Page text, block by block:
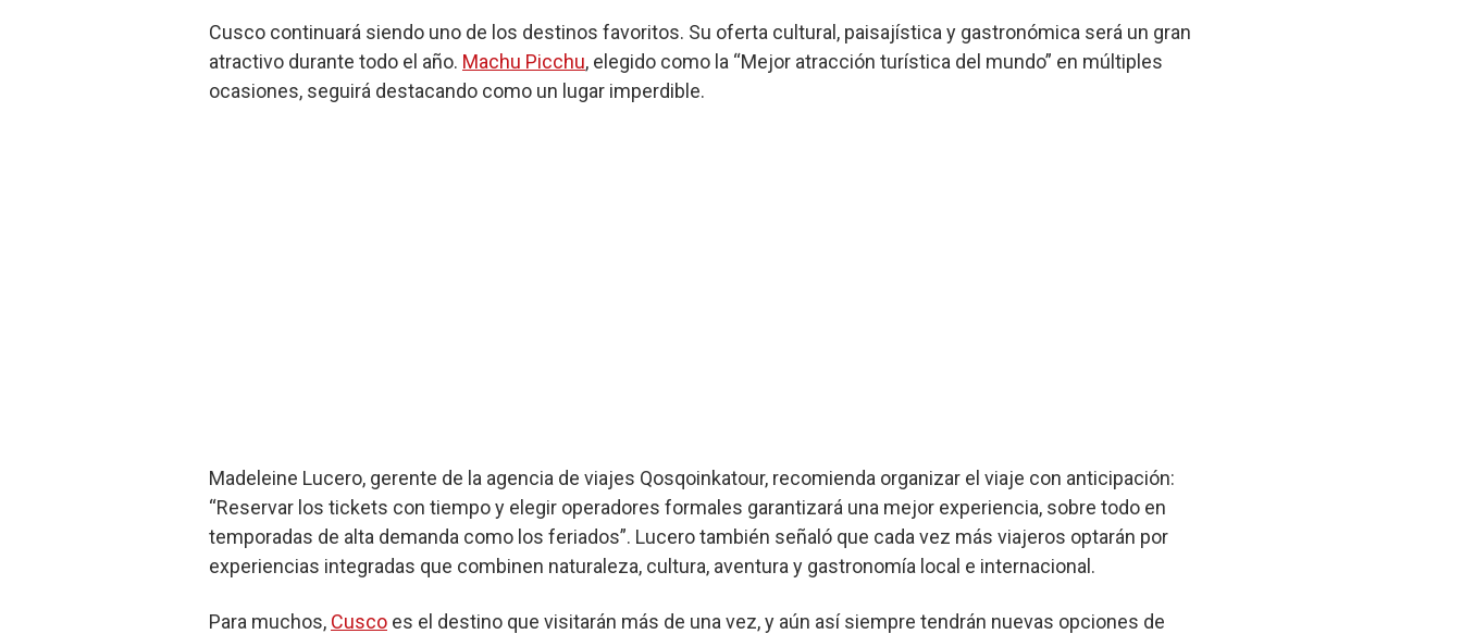
Cusco continuará siendo uno de los destinos favoritos. Su oferta cultural, paisajística y gastronómica será un gran
atractivo durante todo el año. Machu Picchu, elegido como la “Mejor atracción turística del mundo” en múltiples
ocasiones, seguirá destacando como un lugar imperdible.
Madeleine Lucero, gerente de la agencia de viajes Qosqoinkatour, recomienda organizar el viaje con anticipación:
“Reservar los tickets con tiempo y elegir operadores formales garantizará una mejor experiencia, sobre todo en
temporadas de alta demanda como los feriados”. Lucero también señaló que cada vez más viajeros optarán por
experiencias integradas que combinen naturaleza, cultura, aventura y gastronomía local e internacional.
Para muchos, Cusco es el destino que visitarán más de una vez, y aún así siempre tendrán nuevas opciones de